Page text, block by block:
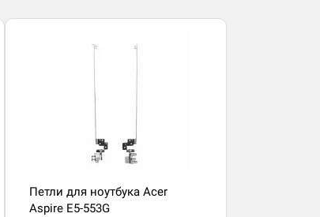
Петли для ноутбука Acer
Aspire E5-553G